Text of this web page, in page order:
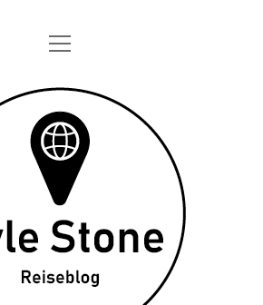
STARTSEITE
ONE DAY IN
TAGEBÜCHER
ÜBER MICH
DATENSCHUTZ
twitterinstagram
Menü
öffnen